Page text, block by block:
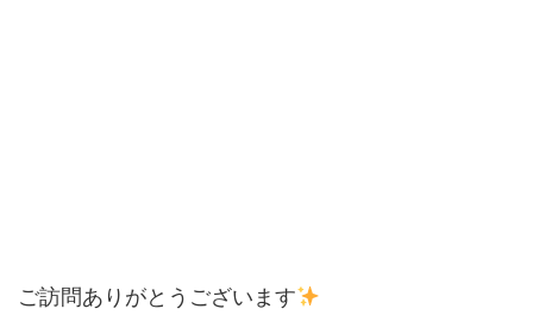
ご訪問ありがとうございます